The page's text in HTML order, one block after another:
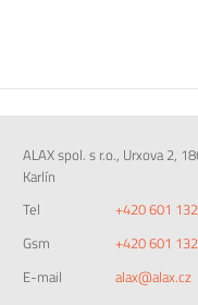
ALAX spol. s r.o., Urxova 2,
Karlín
Tel
+420 601
Gsm
+420 601
E-mail
alax@alax.cz